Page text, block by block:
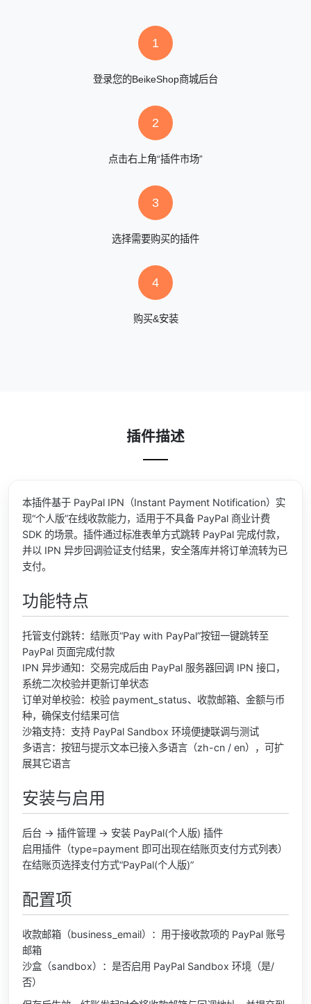
1
登录您的BeikeShop商城后台
2
点击右上角“插件市场”
3
选择需要购买的插件
4
购买&安装
插件描述
本插件基于 PayPal IPN（Instant Payment Notification）实
现“个人版”在线收款能力，适用于不具备 PayPal 商业计费
SDK 的场景。插件通过标准表单方式跳转 PayPal 完成付款，
并以 IPN 异步回调验证支付结果，安全落库并将订单流转为已
支付。
功能特点
托管支付跳转：结账页“Pay with PayPal”按钮一键跳转至
PayPal 页面完成付款
IPN 异步通知：交易完成后由 PayPal 服务器回调 IPN 接口，
系统二次校验并更新订单状态
订单对单校验：校验 payment_status、收款邮箱、金额与币
种，确保支付结果可信
沙箱支持：支持 PayPal Sandbox 环境便捷联调与测试
多语言：按钮与提示文本已接入多语言（zh-cn / en），可扩
展其它语言
安装与启用
后台 → 插件管理 → 安装 PayPal(个人版) 插件
启用插件（type=payment 即可出现在结账页支付方式列表）
在结账页选择支付方式“PayPal(个人版)”
配置项
收款邮箱（business_email）：用于接收款项的 PayPal 账号
邮箱
沙盒（sandbox）：是否启用 PayPal Sandbox 环境（是/
否）